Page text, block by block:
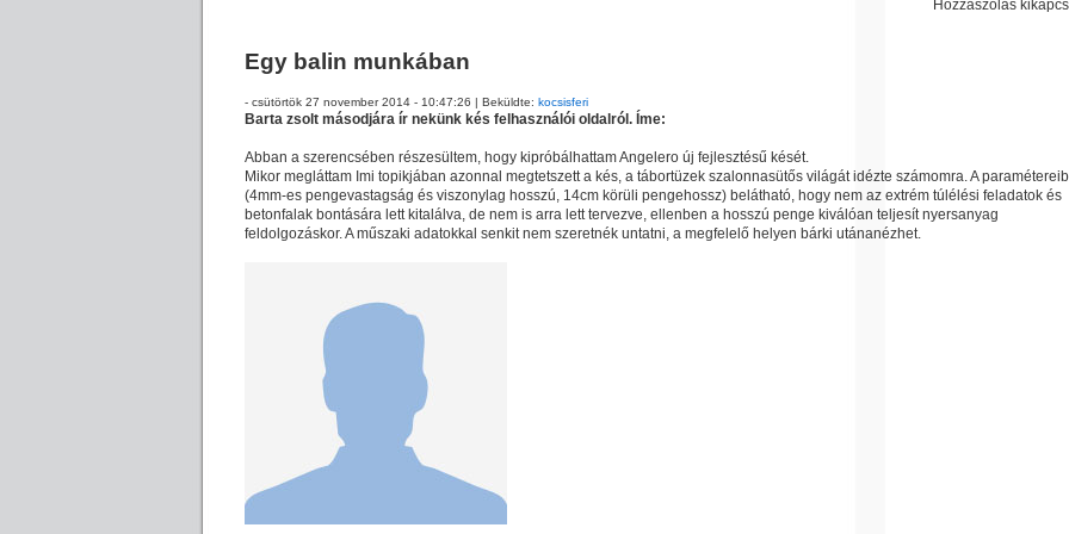
Hozzászólás
Egy balin munkában
- csütörtök 27 november 2014 - 10:47:26 | Beküldte: kocsisferi
Barta zsolt másodjára ír nekünk kés felhasználói oldalról. Íme:
Abban a szerencsében részesültem, hogy kipróbálhattam Angelero új fejlesztésű kését.
Mikor megláttam Imi topikjában azonnal megtetszett a kés, a tábortüzek szalonnasütős világát idézte számomra. A
(4mm-es pengevastagság és viszonylag hosszú, 14cm körüli pengehossz) belátható, hogy nem az extrém túlélési feladatok és
betonfalak bontására lett kitalálva, de nem is arra lett tervezve, ellenben a hosszú penge kiválóan teljesít nyersanyag
feldolgozáskor. A műszaki adatokkal senkit nem szeretnék untatni, a megfelelő helyen bárki utánanézhet.